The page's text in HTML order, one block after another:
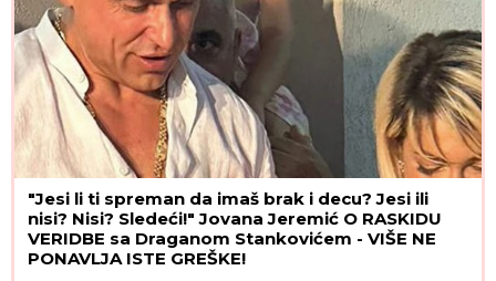
"Jesi li ti spreman da imaš brak i decu? Jesi ili
nisi? Nisi? Sledeći!" Jovana Jeremić O RASKIDU
VERIDBE sa Draganom Stankovićem - VIŠE NE
PONAVLJA ISTE GREŠKE!